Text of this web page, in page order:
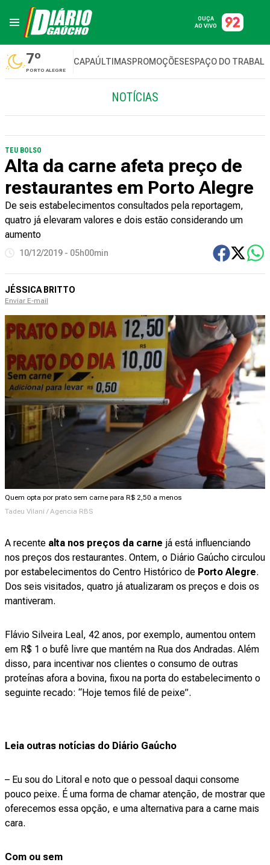
OUÇA
AO VIVO
7º
PORTO ALEGRE
CAPAÚLTIMASPROMOÇÕESESPAÇO DO
NOTÍCIAS
TEU BOLSO
Alta da carne afeta preço de
restaurantes em Porto Alegre
De seis estabelecimentos consultados pela reportagem,
quatro já elevaram valores e dois estão considerando um
aumento
10/12/2019 - 05h00min
JÉSSICA BRITTO
Enviar E-mail
Quem opta por prato sem carne para R$ 2,50 a menos
Tadeu Vilani / Agencia RBS
A recente alta nos preços da carne já está influenciando
nos preços dos restaurantes. Ontem, o Diário Gaúcho circulou
por estabelecimentos do Centro Histórico de Porto Alegre.
Dos seis visitados, quatro já atualizaram os preços e dois os
mantiveram.
Flávio Silveira Leal, 42 anos, por exemplo, aumentou ontem
em R$ 1 o bufê livre que mantém na Rua dos Andradas. Além
disso, para incentivar nos clientes o consumo de outras
proteínas afora a bovina, fixou na porta do estabelecimento o
seguinte recado: “Hoje temos filé de peixe”.
Leia outras notícias do Diário Gaúcho
– Eu sou do Litoral e noto que o pessoal daqui consome
pouco peixe. É uma forma de chamar atenção, de mostrar que
oferecemos essa opção, e uma alternativa para a carne mais
cara.
Com ou sem